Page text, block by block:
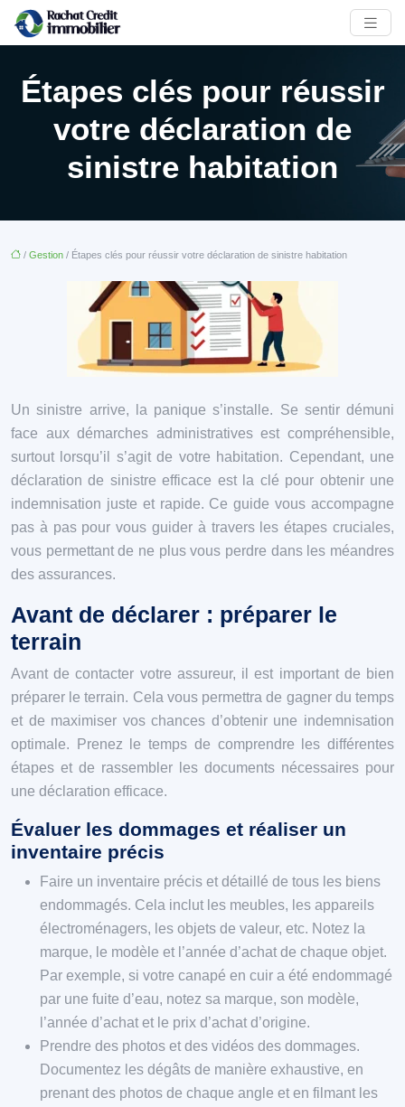
Étapes clés pour réussir
votre déclaration de
sinistre habitation
/ Gestion / Étapes clés pour réussir votre déclaration de sinistre habitation
Un sinistre arrive, la panique s’installe. Se sentir démuni
face aux démarches administratives est compréhensible,
surtout lorsqu’il s’agit de votre habitation. Cependant, une
déclaration de sinistre efficace est la clé pour obtenir une
indemnisation juste et rapide. Ce guide vous accompagne
pas à pas pour vous guider à travers les étapes cruciales,
vous permettant de ne plus vous perdre dans les méandres
des assurances.
Avant de déclarer : préparer le
terrain
Avant de contacter votre assureur, il est important de bien
préparer le terrain. Cela vous permettra de gagner du temps
et de maximiser vos chances d’obtenir une indemnisation
optimale. Prenez le temps de comprendre les différentes
étapes et de rassembler les documents nécessaires pour
une déclaration efficace.
Évaluer les dommages et réaliser un
inventaire précis
Faire un inventaire précis et détaillé de tous les biens
endommagés. Cela inclut les meubles, les appareils
électroménagers, les objets de valeur, etc. Notez la
marque, le modèle et l’année d’achat de chaque objet.
Par exemple, si votre canapé en cuir a été endommagé
par une fuite d’eau, notez sa marque, son modèle,
l’année d’achat et le prix d’achat d’origine.
Prendre des photos et des vidéos des dommages.
Documentez les dégâts de manière exhaustive, en
prenant des photos de chaque angle et en filmant les